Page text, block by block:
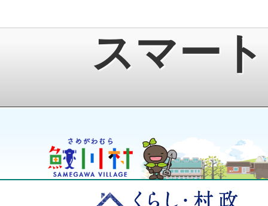
スマー
鮫川村公式ホームページ